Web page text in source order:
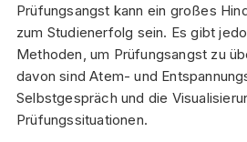
Prüfungsangst kann ein großes
zum Studienerfolg sein. Es gibt
Methoden, um Prüfungsangst zu
davon sind Atem- und
Selbstgespräch und die
Prüfungssituationen.